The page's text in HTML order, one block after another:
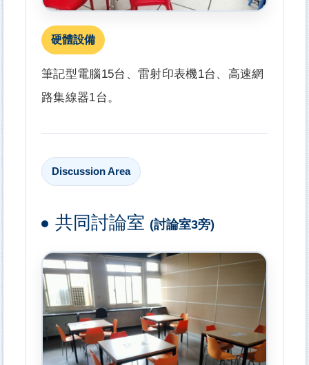
硬體設備
筆記型電腦15台、雷射印表機1台、高速網
路集線器1台。
Discussion Area
共同討論室 (討論室3旁)